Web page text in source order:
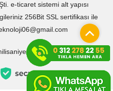
e-ticaret sistemi alt yapısı
256Bit SSL sertifikası ile
oluşturuldu.